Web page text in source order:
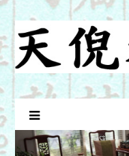
Skip
content